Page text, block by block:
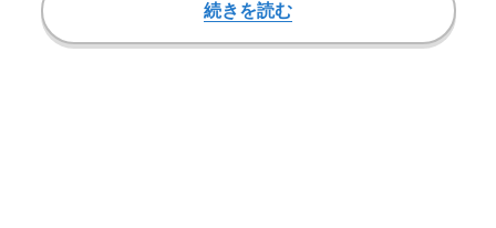
続きを読む